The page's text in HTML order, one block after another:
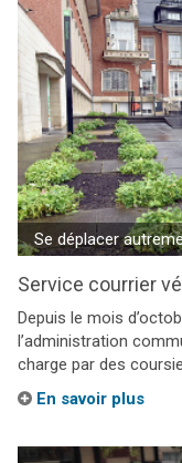
Se déplacer
Service courrier
Depuis le mois
l’administration
charge par des
En savoir plus